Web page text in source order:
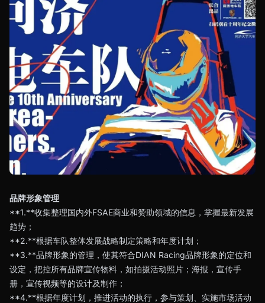
品牌形象管理
**1.**收集整理国内外FSAE商业和赞助领域的信息，掌握最新发展
趋势；
**2.**根据车队整体发展战略制定策略和年度计划；
**3.**品牌形象的管理，使其符合DIAN Racing品牌形象的定位和
设定，把控所有品牌宣传物料，如拍摄活动照片；海报，宣传手
册，宣传视频等的设计及制作；
**4.**根据年度计划，推进活动的执行，参与策划、实施市场活动